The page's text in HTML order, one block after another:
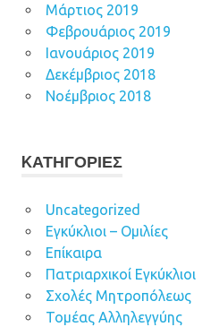
Μάρτιος 2019
Φεβρουάριος 2019
Ιανουάριος 2019
Δεκέμβριος 2018
Νοέμβριος 2018
KΑΤΗΓΟΡΊΕΣ
Uncategorized
Εγκύκλιοι – Ομιλίες
Επίκαιρα
Πατριαρχικοί Εγκύκλιοι
Σχολές Μητροπόλεως
Τομέας Αλληλεγγύης